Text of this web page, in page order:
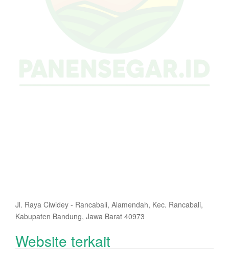
Jl. Raya Ciwidey - Rancabali, Alamendah, Kec. Rancabali,
Kabupaten Bandung, Jawa Barat 40973
Website terkait